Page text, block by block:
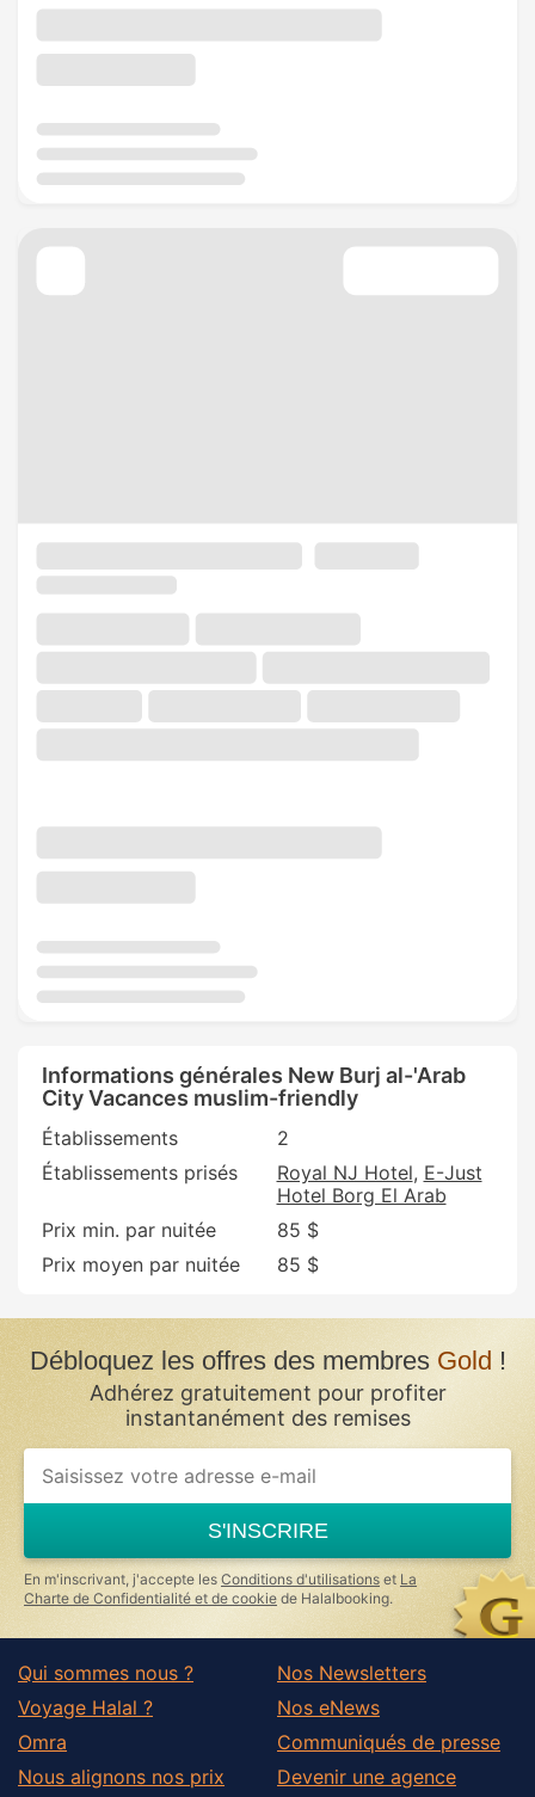
Informations générales New Burj al-'Arab
City Vacances muslim-friendly
Établissements
2
Établissements prisés
Royal NJ Hotel E-Just
Hotel Borg El Arab
Prix min. par nuitée
85 $
Prix moyen par nuitée
85 $
Débloquez les offres des membres Gold !
Adhérez gratuitement pour profiter
instantanément des remises
If
you
ignore
this
field
S'INSCRIRE
En m'inscrivant, j'accepte les Conditions d'utilisations et La
Charte de Confidentialité et de cookie de Halalbooking.
Qui sommes nous ?
Voyage Halal ?
Omra
Nous alignons nos prix
Nos Newsletters
Nos eNews
Communiqués de presse
Devenir une agence